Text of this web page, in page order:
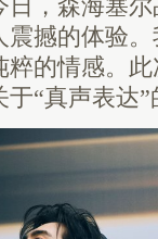
，森海塞
撼的体验
的情感。
于“真声表